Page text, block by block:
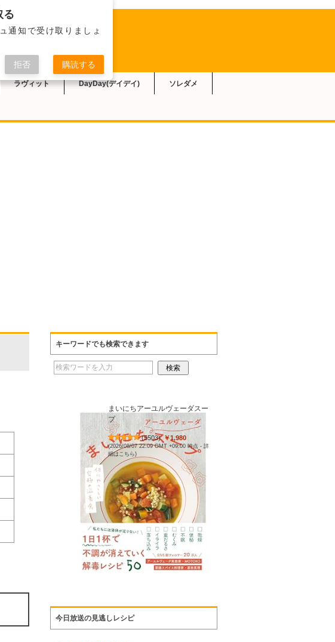
ラヴィット DayDay(デイデイ) ソレダメ
キーワードでも検索できます
まいにちアーユルヴェーダスー
プ
(5503) ￥1,980
(2026/08/07 22:09 GMT +09:00 時点 -詳
細はこちら)
今日放送の見逃しレシピ
る
通知で受け取りましょ
拒否 購読する